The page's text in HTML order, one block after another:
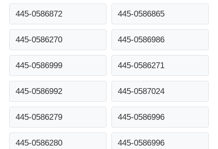
후지쓰 ATM 부품
히타치 ATM 부품
GRG ATM 부분
Glory NMD ATM 부품
445-0586872 445-0586865
445-0586270 445-0586986
445-0586999 445-0586271
445-0586992 445-0587024
445-0586279 445-0586996
445-0586280 445-0586996